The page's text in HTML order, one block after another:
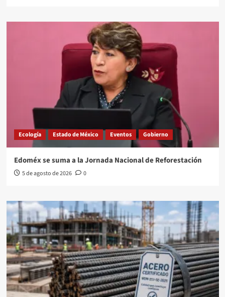
Ecología Estado de México Eventos Gobierno
Edoméx se suma a la Jornada Nacional de Reforestación
5 de agosto de 2026 0